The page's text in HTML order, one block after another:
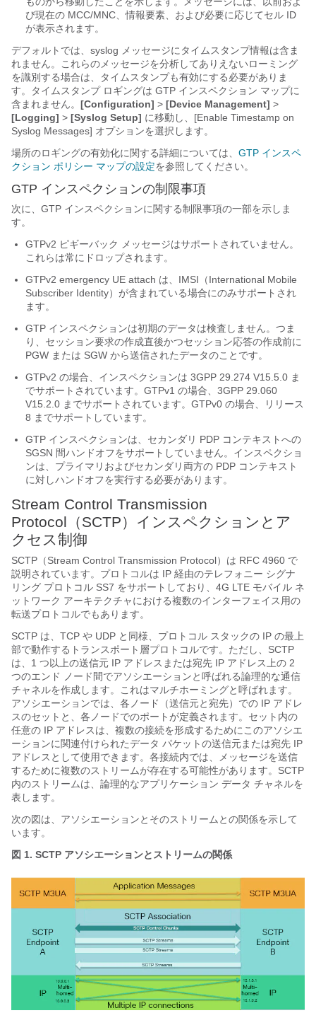
び現在の MCC/MNC、情報要素、および必要に応じてセル ID
が表示されます。
デフォルトでは、syslog メッセージにタイムスタンプ情報は含ま
れません。これらのメッセージを分析してありえないローミング
を識別する場合は、タイムスタンプも有効にする必要がありま
す。タイムスタンプ ロギングは GTP インスペクション マップに
含まれません。 [Configuration] > [Device Management] >
[Logging] > [Syslog Setup] に移動し、[Enable Timestamp on
Syslog Messages] オプションを選択します。
場所のロギングの有効化に関する詳細については、 GTP インスペ
クション ポリシー マップの設定を参照してください。
GTP インスペクションの制限事項
次に、GTP インスペクションに関する制限事項の一部を示しま
す。
GTPv2 ピギーバック メッセージはサポートされていません。
これらは常にドロップされます。
GTPv2 emergency UE attach は、IMSI（International Mobile
Subscriber Identity）が含まれている場合にのみサポートされ
ます。
GTP インスペクションは初期のデータは検査しません。つま
り、セッション要求の作成直後かつセッション応答の作成前に
PGW または SGW から送信されたデータのことです。
GTPv2 の場合、インスペクションは 3GPP 29.274 V15.5.0 ま
でサポートされています。GTPv1 の場合、3GPP 29.060
V15.2.0 までサポートされています。GTPv0 の場合、リリース
8 までサポートしています。
GTP インスペクションは、セカンダリ PDP コンテキストへの
SGSN 間ハンドオフをサポートしていません。インスペクショ
ンは、プライマリおよびセカンダリ両方の PDP コンテキスト
に対しハンドオフを実行する必要があります。
Stream Control Transmission
Protocol（SCTP）インスペクションとア
クセス制御
SCTP（Stream Control Transmission Protocol）は RFC 4960 で
説明されています。プロトコルは IP 経由のテレフォニー シグナ
リング プロトコル SS7 をサポートしており、4G LTE モバイル ネ
ットワーク アーキテクチャにおける複数のインターフェイス用の
転送プロトコルでもあります。
SCTP は、TCP や UDP と同様、プロトコル スタックの IP の最上
部で動作するトランスポート層プロトコルです。ただし、SCTP
は、1 つ以上の送信元 IP アドレスまたは宛先 IP アドレス上の 2
つのエンド ノード間でアソシエーションと呼ばれる論理的な通信
チャネルを作成します。これはマルチホーミングと呼ばれます。
アソシエーションでは、各ノード（送信元と宛先）での IP アドレ
スのセットと、各ノードでのポートが定義されます。セット内の
任意の IP アドレスは、複数の接続を形成するためにこのアソシエ
ーションに関連付けられたデータ パケットの送信元または宛先 IP
アドレスとして使用できます。各接続内では、メッセージを送信
するために複数のストリームが存在する可能性があります。SCTP
内のストリームは、論理的なアプリケーション データ チャネルを
表します。
次の図は、アソシエーションとそのストリームとの関係を示して
います。
図 1. SCTP アソシエーションとストリームの関係